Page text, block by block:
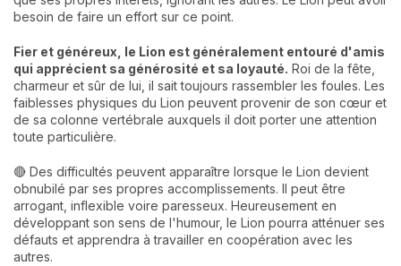
besoin de faire un effort sur ce point.
Fier et généreux, le Lion est généralement entouré d'amis
qui apprécient sa générosité et sa loyauté. Roi de la fête,
charmeur et sûr de lui, il sait toujours rassembler les foules. Les
faiblesses physiques du Lion peuvent provenir de son cœur et
de sa colonne vertébrale auxquels il doit porter une attention
toute particulière.
🔴 Des difficultés peuvent apparaître lorsque le Lion devient
obnubilé par ses propres accomplissements. Il peut être
arrogant, inflexible voire paresseux. Heureusement en
développant son sens de l'humour, le Lion pourra atténuer ses
défauts et apprendra à travailler en coopération avec les
autres.